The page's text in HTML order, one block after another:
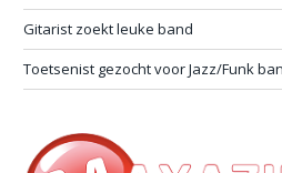
Gitarist zoekt leuke band
Toetsenist gezocht voor Jazz/Funk